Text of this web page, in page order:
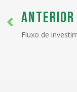
ANTERIOR
Fluxo de